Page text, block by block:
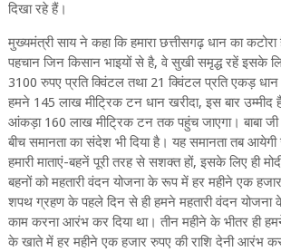
दिखा रहे हैं।
मुख्यमंत्री साय ने कहा कि हमारा छत्तीसगढ़ धान का
पहचान जिन किसान भाइयों से है, वे सुखी समृद्ध रहें इसके
3100 रुपए प्रति क्विंटल तथा 21 क्विंटल प्रति एकड़ धान
हमने 145 लाख मीट्रिक टन धान खरीदा, इस बार उम्मीद
आंकड़ा 160 लाख मीट्रिक टन तक पहुंच जाएगा। बाबा
बीच समानता का संदेश भी दिया है। यह समानता तब
हमारी माताएं-बहनें पूरी तरह से सशक्त हों, इसके लिए ही
बहनों को महतारी वंदन योजना के रूप में हर महीने एक
शपथ ग्रहण के पहले दिन से ही हमने महतारी वंदन योजना
काम करना आरंभ कर दिया था। तीन महीने के भीतर ही
के खाते में हर महीने एक हजार रुपए की राशि देनी आरंभ